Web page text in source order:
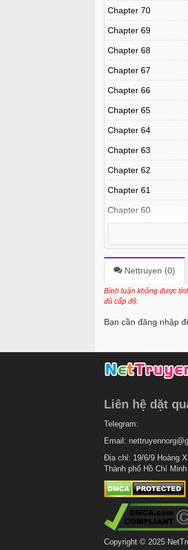
Chapter 70
Chapter 69
Chapter 68
Chapter 67
Chapter 66
Chapter 65
Chapter 64
Chapter 63
Chapter 62
Chapter 61
Chapter 60
Chapter 58
Chapter 57
Chapter 56
Chapter 52
Chapter 50
Chapter 49
Chapter 47
Chapter 46
Chapter 45
Chapter 44
Nettruyen (0)
Bình luận không được
đủ cấp độ.
Bạn cần đăng nhập
Liên hệ dặt
Telegram:
Email:
Địa chỉ: 19/6/9 Hoàng
Thành phố Hồ Chí Minh
Copyright © 2025